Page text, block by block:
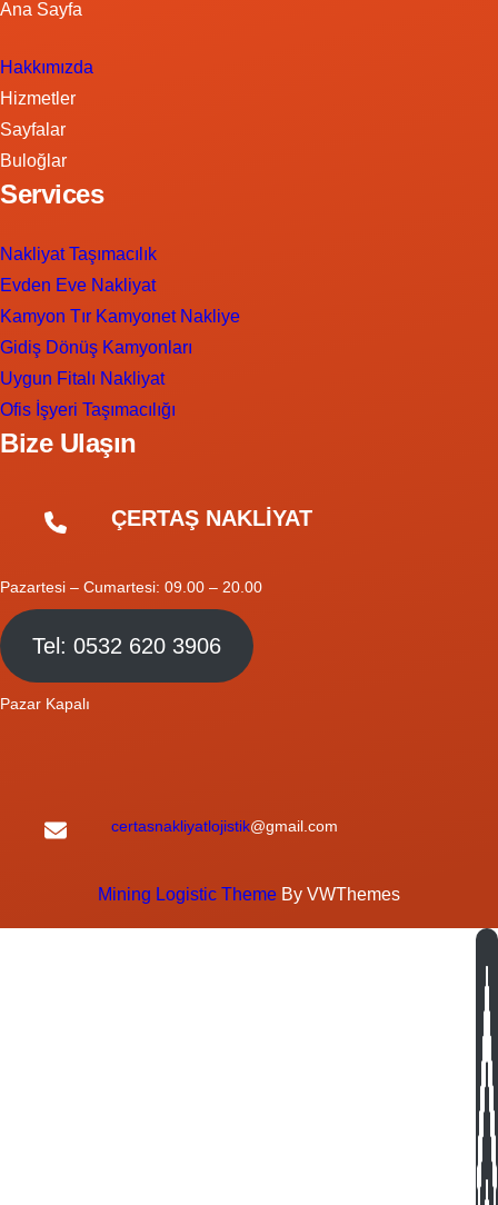
Ana Sayfa
Hakkımızda
Hizmetler
Sayfalar
Buloğlar
Services
Nakliyat Taşımacılık
Evden Eve Nakliyat
Kamyon Tır Kamyonet Nakliye
Gidiş Dönüş Kamyonları
Uygun Fitalı Nakliyat
Ofis İşyeri Taşımacılığı
Bize Ulaşın
ÇERTAŞ NAKLİYAT
Pazartesi – Cumartesi: 09.00 – 20.00
Tel: 0532 620 3906
Pazar Kapalı
certasnakliyatlojistik@gmail.com
Mining Logistic Theme By VWThemes